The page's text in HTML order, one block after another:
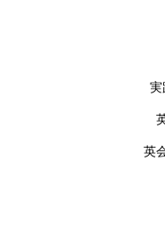
実
英